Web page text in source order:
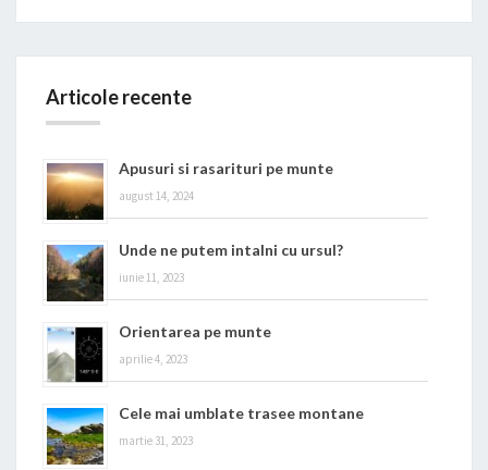
Articole recente
Apusuri si rasarituri pe munte
august 14, 2024
Unde ne putem intalni cu ursul?
iunie 11, 2023
Orientarea pe munte
aprilie 4, 2023
Cele mai umblate trasee montane
martie 31, 2023